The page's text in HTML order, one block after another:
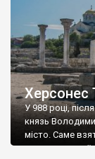
Херсонес
У 988 році,
князь
місто. Саме
диктувати свої